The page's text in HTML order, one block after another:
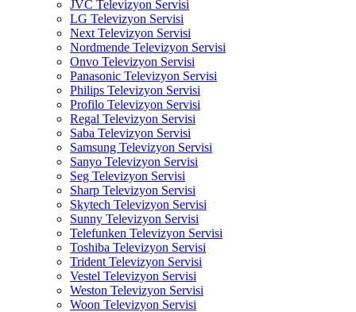
JVC Televizyon Servisi
LG Televizyon Servisi
Next Televizyon Servisi
Nordmende Televizyon Servisi
Onvo Televizyon Servisi
Panasonic Televizyon Servisi
Philips Televizyon Servisi
Profilo Televizyon Servisi
Regal Televizyon Servisi
Saba Televizyon Servisi
Samsung Televizyon Servisi
Sanyo Televizyon Servisi
Seg Televizyon Servisi
Sharp Televizyon Servisi
Skytech Televizyon Servisi
Sunny Televizyon Servisi
Telefunken Televizyon Servisi
Toshiba Televizyon Servisi
Trident Televizyon Servisi
Vestel Televizyon Servisi
Weston Televizyon Servisi
Woon Televizyon Servisi